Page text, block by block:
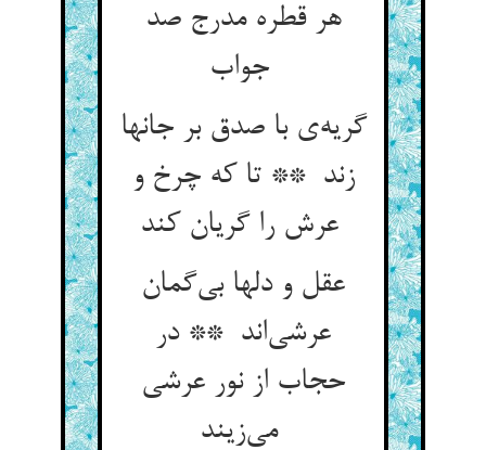
هر قطره مدرج صد
جواب
گریه‌ی با صدق بر جانها
زند ** تا که چرخ و
عرش را گریان کند
عقل و دلها بی‌گمان
عرشی‌اند ** در
حجاب از نور عرشی
می‌زیند